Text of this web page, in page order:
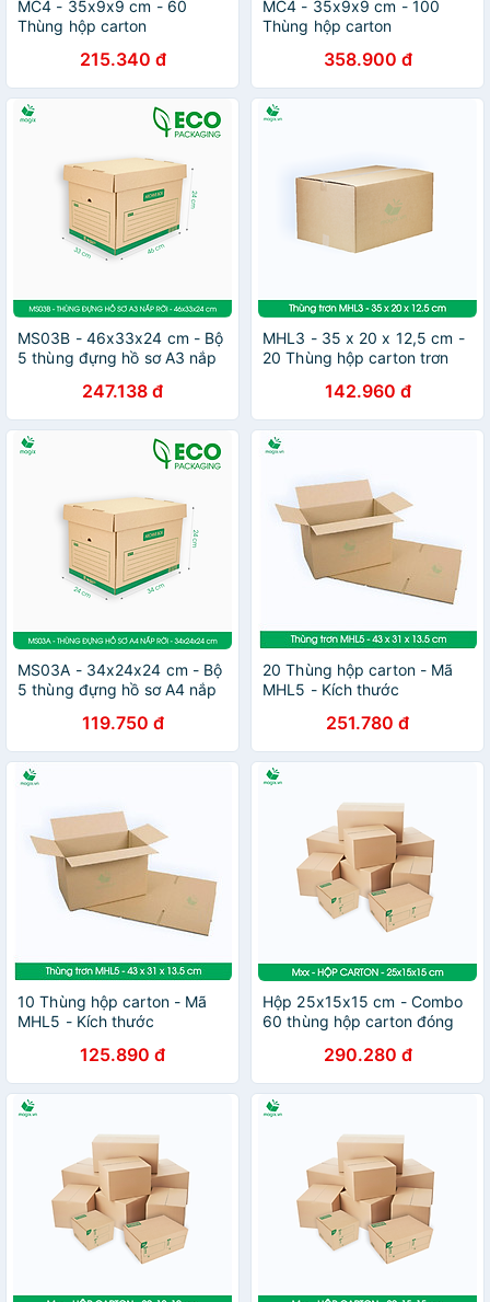
MC4 - 35x9x9 cm - 60
Thùng hộp carton
215.340 đ
MC4 - 35x9x9 cm - 100
Thùng hộp carton
358.900 đ
MS03B - 46x33x24 cm - Bộ
5 thùng đựng hồ sơ A3 nắp
247.138 đ
MHL3 - 35 x 20 x 12,5 cm -
20 Thùng hộp carton trơn
142.960 đ
MS03A - 34x24x24 cm - Bộ
5 thùng đựng hồ sơ A4 nắp
119.750 đ
20 Thùng hộp carton - Mã
MHL5 - Kích thước
251.780 đ
10 Thùng hộp carton - Mã
MHL5 - Kích thước
125.890 đ
Hộp 25x15x15 cm - Combo
60 thùng hộp carton đóng
290.280 đ